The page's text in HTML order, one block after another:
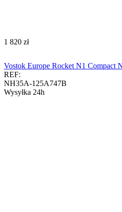
‍1 820‍ zł
Vostok Europe Rocket N1 Compact
REF:
NH35A-125A747B
Wysyłka 24h